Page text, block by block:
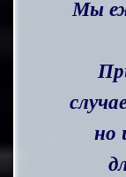
Мы
но